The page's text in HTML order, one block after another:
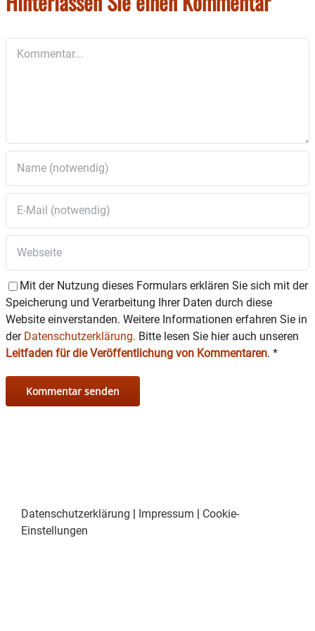
Mit der Nutzung dieses Formulars erklären Sie sich mit der
Speicherung und Verarbeitung Ihrer Daten durch diese
Website einverstanden. Weitere Informationen erfahren Sie in
der Datenschutzerklärung. Bitte lesen Sie hier auch unseren
Leitfaden für die Veröffentlichung von Kommentaren. *
Datenschutzerklärung | Impressum | Cookie-
Einstellungen